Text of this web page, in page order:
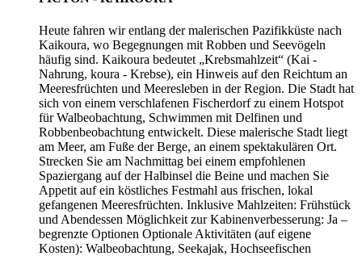
Heute fahren wir entlang der malerischen Pazifikküste nach
Kaikoura, wo Begegnungen mit Robben und Seevögeln
häufig sind. Kaikoura bedeutet „Krebsmahlzeit“ (Kai -
Nahrung, koura - Krebse), ein Hinweis auf den Reichtum an
Meeresfrüchten und Meeresleben in der Region. Die Stadt hat
sich von einem verschlafenen Fischerdorf zu einem Hotspot
für Walbeobachtung, Schwimmen mit Delfinen und
Robbenbeobachtung entwickelt. Diese malerische Stadt liegt
am Meer, am Fuße der Berge, an einem spektakulären Ort.
Strecken Sie am Nachmittag bei einem empfohlenen
Spaziergang auf der Halbinsel die Beine und machen Sie
Appetit auf ein köstliches Festmahl aus frischen, lokal
gefangenen Meeresfrüchten. Inklusive Mahlzeiten: Frühstück
und Abendessen Möglichkeit zur Kabinenverbesserung: Ja –
begrenzte Optionen Optionale Aktivitäten (auf eigene
Kosten): Walbeobachtung, Seekajak, Hochseefischen